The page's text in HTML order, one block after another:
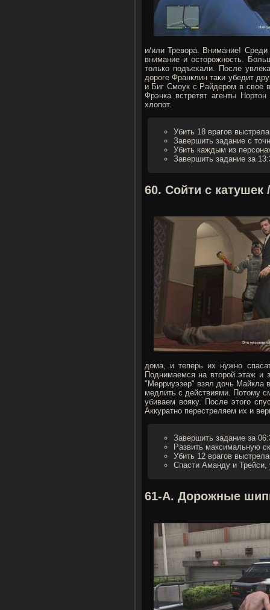
и/или Тревора. Внимание!
внимание и осторожность.
только подъехали. После
дороге Франклин таки убедит
и Биг Смоук с Райдером в своё
Фрэнка встретят агенты
хлопот.
Убить 18 врагов
Завершить задание с
Убить каждым из
Завершить задание за
60. Сойти с
дома, и теперь их нужно
Поднимаемся на второй этаж и
"Мерриуэзер" взял дочь Майкла
медлить с действиями. Потому
убиваем вояку. После этого
Аккуратно перестреляем их и
Завершить задание за
Развить максимальную
Убить 12 врагов
Спасти Аманду и Трейси,
61-А. Дорожные